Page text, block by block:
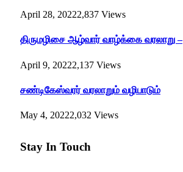
April 28, 20222,837 Views
திருமழிசை ஆழ்வார் வாழ்க்கை வரலாறு –
April 9, 20222,137 Views
சண்டிகேஸ்வரர் வரலாறும் வழிபாடும்
May 4, 20222,032 Views
Stay In Touch